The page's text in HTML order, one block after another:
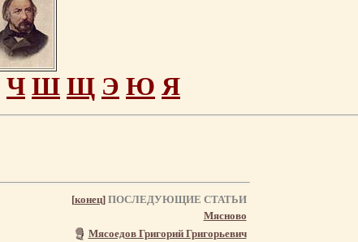
Ч Ш Щ Э Ю Я
[конец]ПОСЛЕДУЮЩИЕ СТАТЬИ
Мясново
Мясоедов Григорий Григорьевич